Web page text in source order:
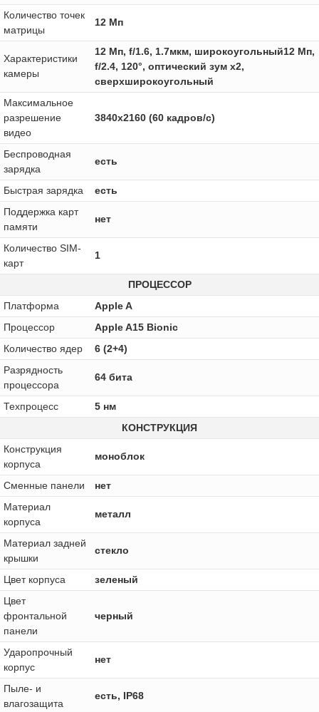
Количество точек
матрицы
12 Мп
Характеристики
камеры
12 Мп, f/1.6, 1.7мкм, широкоугольный12 Мп,
f/2.4, 120°, оптический зум x2,
сверхширокоугольный
Максимальное
разрешение
видео
3840x2160 (60 кадров/с)
Беспроводная
зарядка
есть
Быстрая зарядка
есть
Поддержка карт
памяти
нет
Количество SIM-
карт
1
ПРОЦЕССОР
Платформа
Apple A
Процессор
Apple A15 Bionic
Количество ядер
6 (2+4)
Разрядность
процессора
64 бита
Техпроцесс
5 нм
КОНСТРУКЦИЯ
Конструкция
корпуса
моноблок
Сменные панели
нет
Материал
корпуса
металл
Материал задней
крышки
стекло
Цвет корпуса
зеленый
Цвет
фронтальной
панели
черный
Ударопрочный
корпус
нет
Пыле- и
влагозащита
есть, IP68